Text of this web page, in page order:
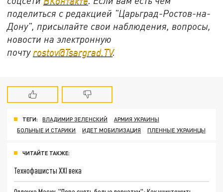
поделиться с редакцией "Царьград-Ростов-на-
Дону", присылайте свои наблюдения, вопросы,
новости на электронную
почту rostov@Tsargrad.ТV.
ТЕГИ: ВЛАДИМИР ЗЕЛЕНСКИЙ
АРМИЯ УКРАИНЫ
БОЛЬНЫЕ И СТАРИКИ
ИДЕТ МОБИЛИЗАЦИЯ ПЛЕННЫЕ УКРАИНЦЫ
ЧИТАЙТЕ ТАКЖЕ:
Технофашисты XXI века